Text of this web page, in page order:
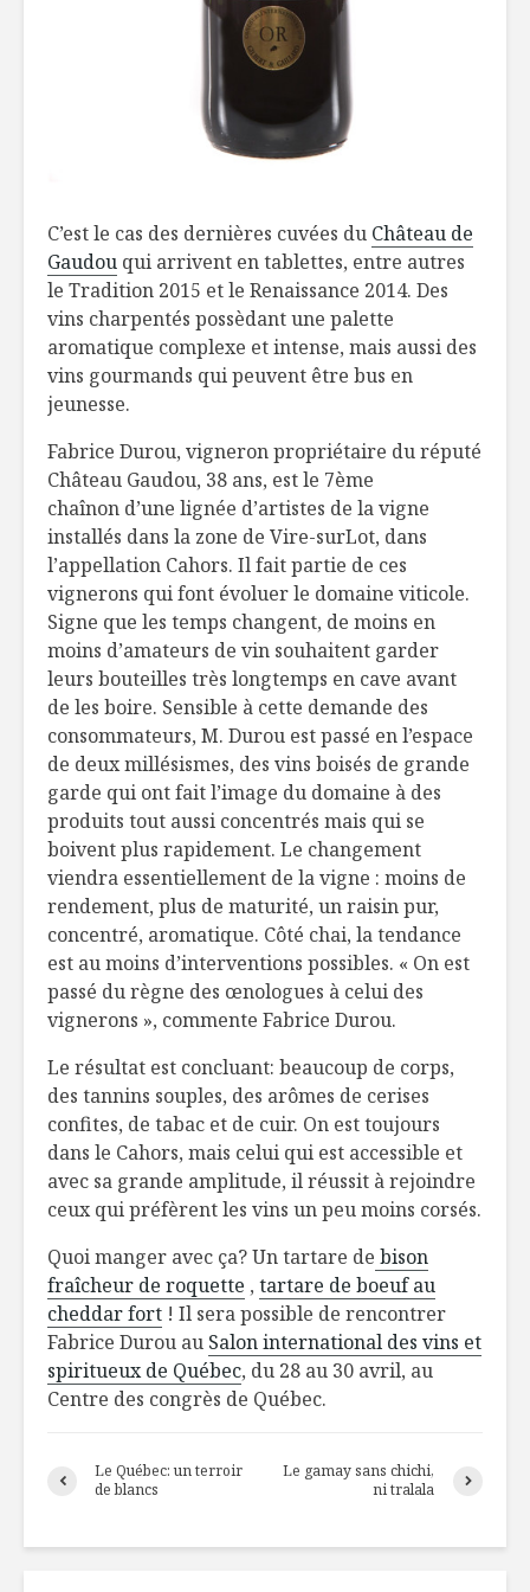
C’est le cas des dernières cuvées du Château de
Gaudou qui arrivent en tablettes, entre autres
le Tradition 2015 et le Renaissance 2014. Des
vins charpentés possèdant une palette
aromatique complexe et intense, mais aussi des
vins gourmands qui peuvent être bus en
jeunesse.
Fabrice Durou, vigneron propriétaire du réputé
Château Gaudou, 38 ans, est le 7ème
chaînon d’une lignée d’artistes de la vigne
installés dans la zone de Vire-surLot, dans
l’appellation Cahors. Il fait partie de ces
vignerons qui font évoluer le domaine viticole.
Signe que les temps changent, de moins en
moins d’amateurs de vin souhaitent garder
leurs bouteilles très longtemps en cave avant
de les boire. Sensible à cette demande des
consommateurs, M. Durou est passé en l’espace
de deux millésismes, des vins boisés de grande
garde qui ont fait l’image du domaine à des
produits tout aussi concentrés mais qui se
boivent plus rapidement. Le changement
viendra essentiellement de la vigne : moins de
rendement, plus de maturité, un raisin pur,
concentré, aromatique. Côté chai, la tendance
est au moins d’interventions possibles. « On est
passé du règne des œnologues à celui des
vignerons », commente Fabrice Durou.
Le résultat est concluant: beaucoup de corps,
des tannins souples, des arômes de cerises
confites, de tabac et de cuir. On est toujours
dans le Cahors, mais celui qui est accessible et
avec sa grande amplitude, il réussit à rejoindre
ceux qui préfèrent les vins un peu moins corsés.
Quoi manger avec ça? Un tartare de bison
fraîcheur de roquette , tartare de boeuf au
cheddar fort ! Il sera possible de rencontrer
Fabrice Durou au Salon international des vins et
spiritueux de Québec, du 28 au 30 avril, au
Centre des congrès de Québec.
Le Québec: un terroir
de blancs
Le gamay sans chichi,
ni tralala